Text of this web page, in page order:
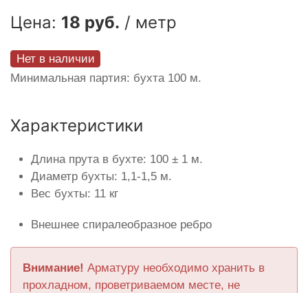
Цена: 18 руб. / метр
Нет в наличии
Минимальная партия: бухта 100 м.
Характеристики
Длина прута в бухте: 100 ± 1 м.
Диаметр бухты: 1,1-1,5 м.
Вес бухты: 11 кг
Внешнее спиралеобразное ребро
Внимание! Арматуру необходимо хранить в
прохладном, проветриваемом месте, не